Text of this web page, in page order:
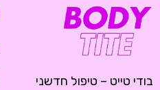
בודי טייט – טיפול חדשני